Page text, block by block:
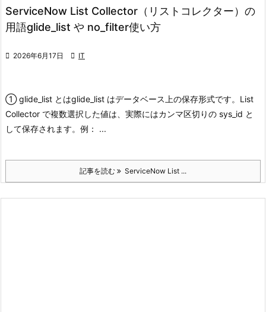
ServiceNow List Collector（リストコレクター）の
用語glide_list や no_filter使い方
 2026年6月17日  IT
① glide_list とはglide_list はデータベース上の保存形式です。 List
Collector で複数選択した値は、実際にはカンマ区切りの sys_id と
して保存されます。 例： ...
記事を読む ServiceNow List ...